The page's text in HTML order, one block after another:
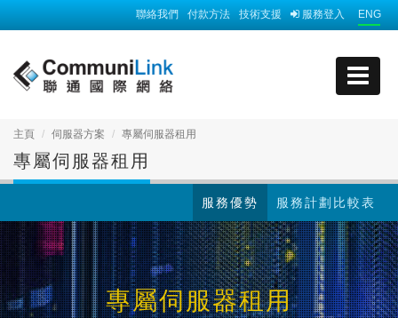
ENG
服務登入
技術支援
付款方法
聯絡我們
主頁 伺服器方案 專屬伺服器租用
專屬伺服器租用
服務計劃比較表
服務優勢
專屬伺服器租用